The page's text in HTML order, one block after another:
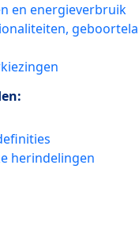
en energieverbruik
herindelingen